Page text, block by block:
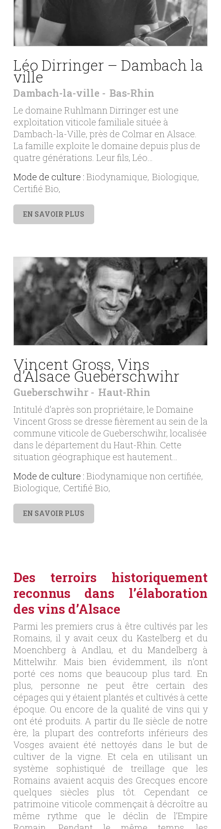
Léo Dirringer – Dambach la
ville
Dambach-la-ville Bas-Rhin
Le domaine Ruhlmann Dirringer est une
exploitation viticole familiale située à
Dambach-la-Ville, près de Colmar en Alsace.
La famille exploite le domaine depuis plus de
quatre générations. Leur fils, Léo…
Mode de culture : Biodynamique Biologique
Certifié Bio
EN SAVOIR PLUS
Vincent Gross, Vins
d’Alsace Gueberschwihr
Gueberschwihr Haut-Rhin
Intitulé d’après son propriétaire, le Domaine
Vincent Gross se dresse fièrement au sein de la
commune viticole de Gueberschwihr, localisée
dans le département du Haut-Rhin. Cette
situation géographique est hautement…
Mode de culture : Biodynamique non certifiée
Biologique Certifié Bio
EN SAVOIR PLUS
Des terroirs historiquement
reconnus dans l’élaboration
des vins d’Alsace
Parmi les premiers crus à être cultivés par les
Romains, il y avait ceux du Kastelberg et du
Moenchberg à Andlau, et du Mandelberg à
Mittelwihr. Mais bien évidemment, ils n’ont
porté ces noms que beaucoup plus tard. En
plus, personne ne peut être certain des
cépages qui y étaient plantés et cultivés à cette
époque. Ou encore de la qualité de vins qui y
ont été produits. A partir du IIe siècle de notre
ère, la plupart des contreforts inférieurs des
Vosges avaient été nettoyés dans le but de
cultiver de la vigne. Et cela en utilisant un
système sophistiqué de treillage que les
Romains avaient acquis des Grecques encore
quelques siècles plus tôt. Cependant ce
patrimoine viticole commençait à décroître au
même rythme que le déclin de l’Empire